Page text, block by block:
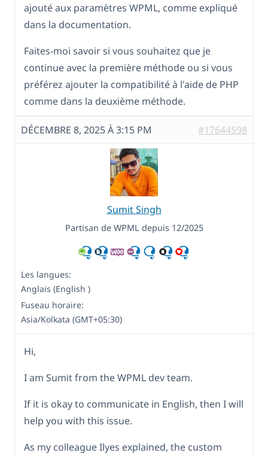
ajouté aux paramètres WPML, comme expliqué
dans la documentation.
Faites-moi savoir si vous souhaitez que je
continue avec la première méthode ou si vous
préférez ajouter la compatibilité à l'aide de PHP
comme dans la deuxième méthode.
DÉCEMBRE 8, 2025 À 3:15 PM #17644598
Sumit Singh
Partisan de WPML depuis 12/2025
Les langues:
Anglais (English )
Fuseau horaire:
Asia/Kolkata (GMT+05:30)
Hi,
I am Sumit from the WPML dev team.
If it is okay to communicate in English, then I will
help you with this issue.
As my colleague Ilyes explained, the custom